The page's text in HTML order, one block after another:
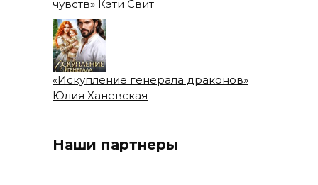
чувств» Кэти Свит
«Искупление генерала драконов»
Юлия Ханевская
Наши партнеры